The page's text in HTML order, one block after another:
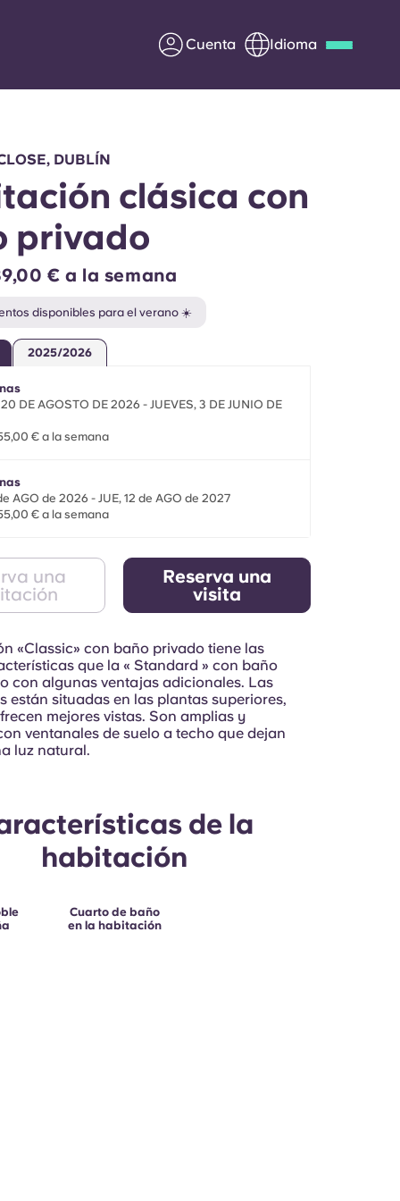
Cuenta Idioma
Colabora con Yugo
Información para los
padres
Ponte en contacto con
DUBLÍN
clásica con
privado
€ a la semana
disponibles para el verano ☀️
2025/2026
20 DE AGOSTO DE 2026 - JUEVES, 3 DE JUNIO DE
€ a la semana
AGO de 2026 - JUE, 12 de AGO de 2027
€ a la semana
una
Reserva una
visita
«Classic» con baño privado tiene las
que la « Standard » con baño
con algunas ventajas adicionales. Las
están situadas en las plantas superiores,
mejores vistas. Son amplias y
ventanales de suelo a techo que dejan
luz natural.
de la
habitación
Cuarto de baño
en la habitación